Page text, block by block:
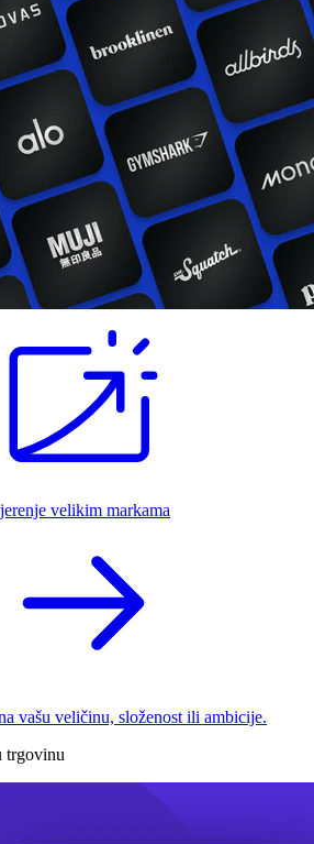
velikim markama
vašu veličinu, složenost ili ambicije.
trgovinu